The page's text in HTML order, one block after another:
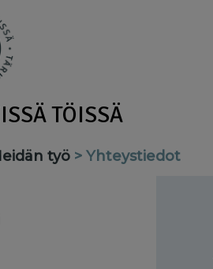
TÖISSÄ
työ Yhteystiedot